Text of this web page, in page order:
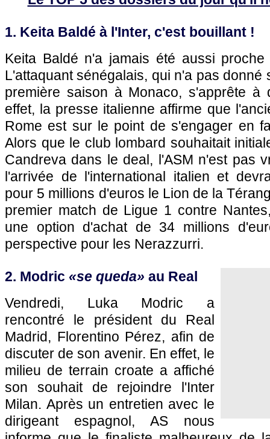
1. Keita Baldé à l'Inter, c'est bouillant !
Keita Baldé n'a jamais été aussi
L'attaquant sénégalais, qui n'a pas donné
première saison à Monaco, s'apprête à
effet, la presse italienne affirme que
Rome est sur le point de s'engager en
Alors que le club lombard souhaitait
Candreva dans le deal, l'ASM n'est pas
l'arrivée de l'international italien et
pour 5 millions d'euros le Lion de la
premier match de Ligue 1 contre
une option d'achat de 34 millions
perspective pour les Nerazzurri.
2. Modric «se queda» au Real
Vendredi, Luka Modric a
rencontré le président du Real
Madrid, Florentino Pérez, afin de
discuter de son avenir. En effet, le
milieu de terrain croate a affiché
son souhait de rejoindre l'Inter
Milan. Après un entretien avec le
dirigeant espagnol, AS nous